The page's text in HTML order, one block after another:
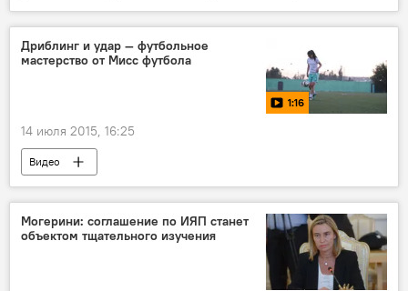
Дриблинг и удар — футбольное
мастерство от Мисс футбола
1:16
14 июля 2015, 16:25
Видео
Могерини: соглашение по ИЯП станет
объектом тщательного изучения